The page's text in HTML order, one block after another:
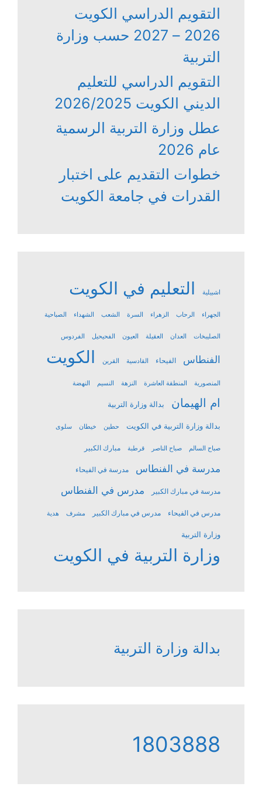
التقويم الدراسي الكويت
2026 – 2027 حسب وزارة
التربية
التقويم الدراسي للتعليم
الديني الكويت 2026/2025
عطل وزارة التربية الرسمية
عام 2026
خطوات التقديم على اختبار
القدرات في جامعة الكويت
اشبيلية التعليم في الكويت
الجهراء الرحاب الزهراء السرة الشعب الشهداء الصباحية
الصليبخات العدان العقيلة العيون الفحيحيل الفردوس
الفنطاس الفيحاء القادسية القرين الكويت
المنصورية المنطقة العاشرة النزهة النسيم النهضة
ام الهيمان بدالة وزارة التربية
بدالة وزارة التربية في الكويت حطين خيطان سلوى
صباح السالم صباح الناصر قرطبة مبارك الكبير
مدرسة في الفنطاس مدرسة في الفيحاء
مدرسة في مبارك الكبير مدرس في الفنطاس
مدرس في الفيحاء مدرس في مبارك الكبير مشرف هدية
وزارة التربية
وزارة التربية في الكويت
بدالة وزارة التربية
1803888